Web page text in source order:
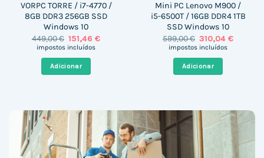
VORPC TORRE / i7-4770 /
8GB DDR3 256GB SSD
Windows 10
449,00€ O
preço
era:
449,00 €.
151,46€O
impostos incluídos
Adicionar
Mini PC Lenovo M900 /
i5-6500T / 16GB DDR4 1TB
SSD Windows 10
599,00€ O
preço
era:
599,00 €.
310,04€O
impostos incluídos
Adicionar